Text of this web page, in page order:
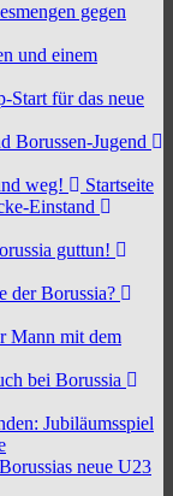
gegen
und einem
für das neue
Borussen-Jugend
weg!
Startseite
Einstand
guttun!
der Borussia?
Mann mit dem
bei Borussia
Jubiläumsspiel
neue U23